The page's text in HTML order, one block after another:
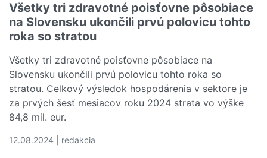
Všetky tri zdravotné poisťovne pôsobiace
na Slovensku ukončili prvú polovicu tohto
roka so stratou
Všetky tri zdravotné poisťovne pôsobiace na
Slovensku ukončili prvú polovicu tohto roka so
stratou. Celkový výsledok hospodárenia v sektore je
za prvých šesť mesiacov roku 2024 strata vo výške
84,8 mil. eur.
12.08.2024 | redakcia